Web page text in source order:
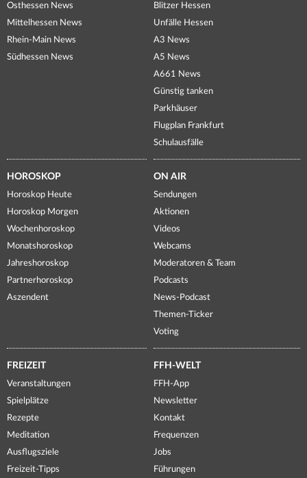
Osthessen News
Mittelhessen News
Rhein-Main News
Südhessen News
Blitzer Hessen
Unfälle Hessen
A3 News
A5 News
A661 News
Günstig tanken
Parkhäuser
Flugplan Frankfurt
Schulausfälle
HOROSKOP
Horoskop Heute
Horoskop Morgen
Wochenhoroskop
Monatshoroskop
Jahreshoroskop
Partnerhoroskop
Aszendent
ON AIR
Sendungen
Aktionen
Videos
Webcams
Moderatoren & Team
Podcasts
News-Podcast
Themen-Ticker
Voting
FREIZEIT
Veranstaltungen
Spielplätze
Rezepte
Meditation
Ausflugsziele
Freizeit-Tipps
FFH-WELT
FFH-App
Newsletter
Kontakt
Frequenzen
Jobs
Führungen